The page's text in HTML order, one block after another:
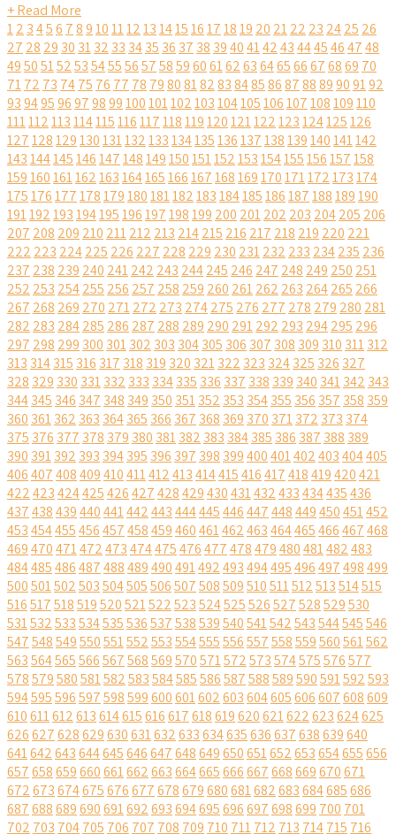
+ Read More
12 3456 78910111213141516171819 20 2122 23 2425 26
27 28 29 30 3132 33 3435 36 37 38 39404142434445464748
495051525354555657585960616263646566676869 70
7172 73 7475 76 77 78 7980818283848586878889909192
93949596979899100101102103104105106107108109110
111112113114115116117118119120121122123124125126
127128129130131132133134135136137138139140141142
143144145146147148149150151152153154155156157158
159160161162163164165166167168169170171172173174
175176177178179180181182183184185186187188189190
191192193194195196197198199 200 201202 203 204205 206
207 208 209 210 211212 213 214215 216 217 218 219 220 221
222 223 224225 226 227 228 229 230 231232 233 234235 236
237 238 239 240 241242 243 244245 246 247 248 249 250 251
252 253 254255 256 257 258 259 260 261262 263 264265 266
267 268 269 270 271272 273 274275 276 277 278 279 280 281
282 283 284285 286 287 288 289 290 291292 293 294295 296
297 298 299 300 301302 303 304305 306 307 308 309 310 311312
313 314315 316 317 318 319 320 321322 323 324325 326 327
328 329 330 331332 333 334335 336 337 338 339 340 341342 343
344345 346 347 348 349 350 351352 353 354355 356 357 358 359
360 361362 363 364365 366 367 368 369 370 371372 373 374
375 376 377 378 379 380 381382 383 384385 386 387 388 389
390 391392 393 394395 396 397 398 399400401402403404405
406407408409410411412413414415416417418419420421
422423424425426427428429430431432433434435436
437438439440441442443444445446447448449450451452
453454455456457458459460461462463464465466467468
469470471472473474475476477478479480481482483
484485486487488489490491492493494495496497498499
500501502503504505506507508509510511512513514515
516517518519520521522523524525526527528529530
531532533534535536537538539540541542543544545546
547548549550551552553554555556557558559560561562
563564565566567568569570571572573574575576577
578579580581582583584585586587588589590591592593
594595596597598599600601602603604605606607608609
610611612613614615616617618619620621622623624625
626627628629630631632633634635636637638639640
641642643644645646647648649650651652653654655656
657658659660661662663664665666667668669670671
672673674675676677678679680681682683684685686
687688689690691692693694695696697698699 700 701
702 703 704705 706 707 708 709 710 711712 713 714715 716